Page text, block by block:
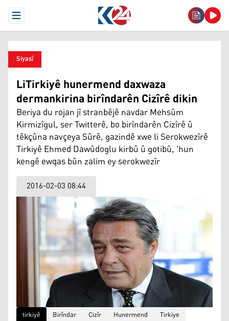
Open Menu
Siyasî
LiTirkiyê hunermend daxwaza
dermankirina birîndarên Cizîrê dikin
Beriya du rojan jî stranbêjê navdar Mehsûm
Kirmizîgul, ser Twitterê, bo birîndarên Cizîrê û
têkçûna navçeya Sûrê, gazindê xwe li Serokwezîrê
Tirkiyê Ehmed Dawûdoglu kirbû û gotibû, 'hun
kengê ewqas bûn zalim ey serokwezîr
2016-02-03 08:44
tirkiyê Birîndar Cizîr Hunermend Tirkiye